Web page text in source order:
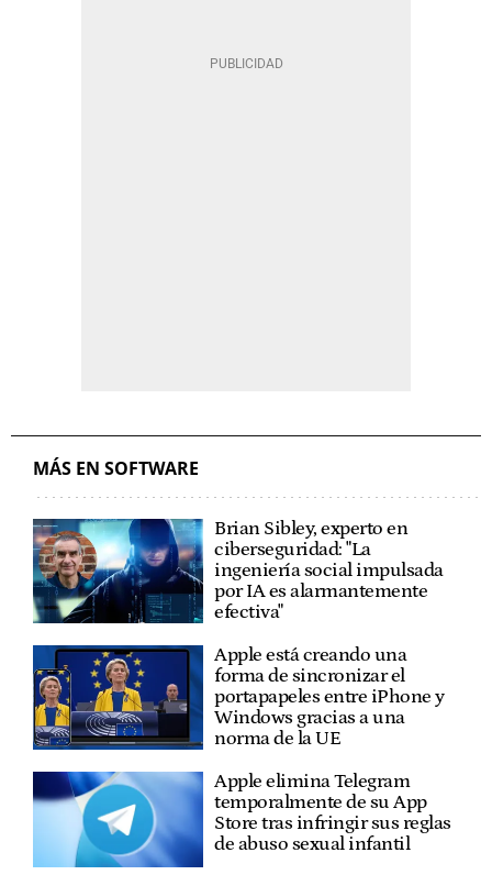
MÁS EN SOFTWARE
Brian Sibley, experto en
ciberseguridad: "La
ingeniería social impulsada
por IA es alarmantemente
efectiva"
Apple está creando una
forma de sincronizar el
portapapeles entre iPhone y
Windows gracias a una
norma de la UE
Apple elimina Telegram
temporalmente de su App
Store tras infringir sus reglas
de abuso sexual infantil